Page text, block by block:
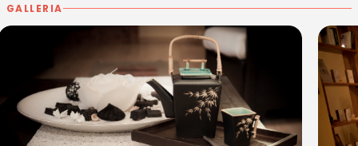
GALLERIA